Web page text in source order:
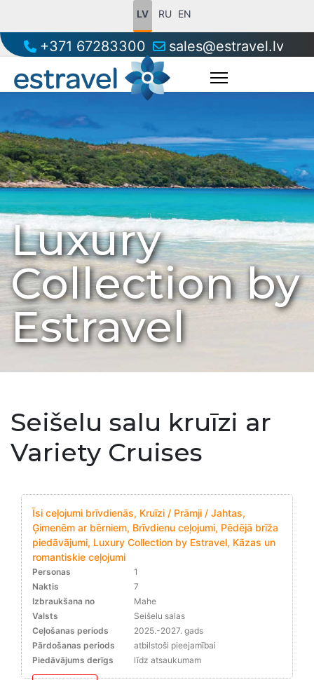
LV RU EN
+371 67283300 sales@estravel.lv
Luxury
Collection by
Estravel
Seišelu salu kruīzi ar
Variety Cruises
Īsi ceļojumi brīvdienās, Kruīzi / Prāmji / Jahtas,
Ģimenēm ar bērniem, Brīvdienu ceļojumi, Pēdējā brīža
piedāvājumi, Luxury Collection by Estravel, Kāzas un
romantiskie ceļojumi
Personas
1
Naktis
7
Izbraukšana no
Mahe
Valsts
Seišelu salas
Ceļošanas periods
2025.-2027. gads
Pārdošanas periods
atbilstoši pieejamībai
Piedāvājums derīgs
līdz atsaukumam